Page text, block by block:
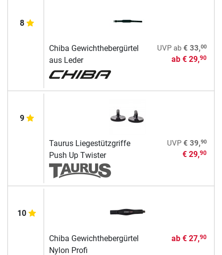
8
Chiba Gewichthebergürtel
aus Leder
UVPab € 33,00
ab € 29,90
9
Taurus Liegestützgriffe
Push Up Twister
UVP € 39,90
€ 29,90
10
Chiba Gewichthebergürtel
Nylon Profi
ab € 27,90